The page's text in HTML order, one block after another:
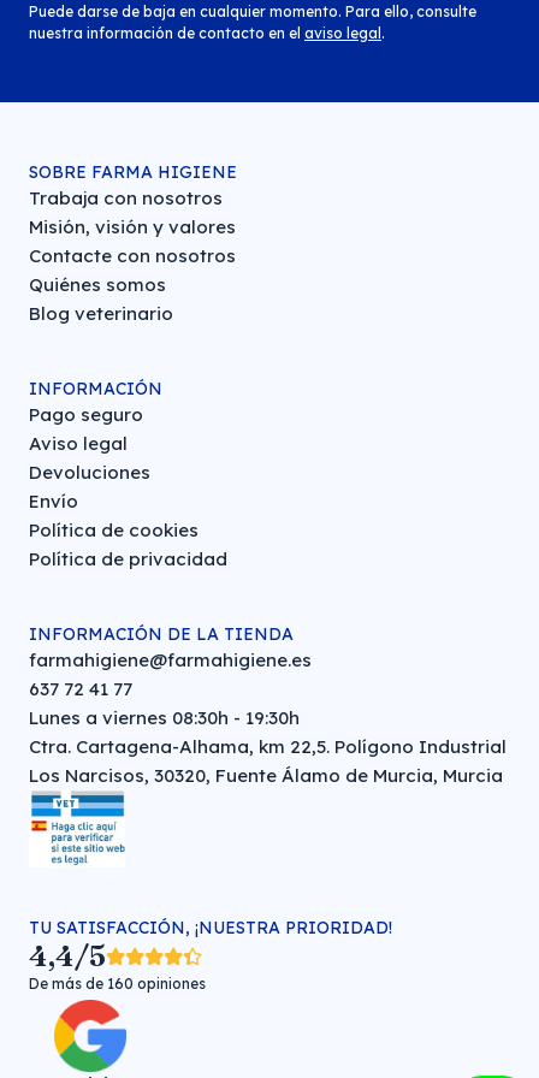
Puede darse de baja en cualquier momento. Para ello, consulte
nuestra información de contacto en el aviso legal .
SOBRE FARMA HIGIENE
Trabaja con nosotros
Misión, visión y valores
Contacte con nosotros
Quiénes somos
Blog veterinario
INFORMACIÓN
Pago seguro
Aviso legal
Devoluciones
Envío
Política de cookies
Política de privacidad
INFORMACIÓN DE LA TIENDA
farmahigiene@farmahigiene.es
637 72 41 77
Lunes a viernes 08:30h - 19:30h
Ctra. Cartagena-Alhama, km 22,5. Polígono Industrial
Los Narcisos, 30320, Fuente Álamo de Murcia, Murcia
TU SATISFACCIÓN, ¡NUESTRA PRIORIDAD!
4,4/5
De más de 160 opiniones